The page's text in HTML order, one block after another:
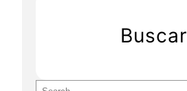
a
Buscar